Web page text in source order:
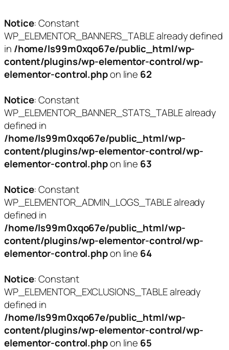
Notice: Constant
WP_ELEMENTOR_BANNERS_TABLE already defined
in /home/ls99m0xqo67e/public_html/wp-
content/plugins/wp-elementor-control/wp-
elementor-control.phpon line 62
Notice: Constant
WP_ELEMENTOR_BANNER_STATS_TABLE already
defined in
/home/ls99m0xqo67e/public_html/wp-
content/plugins/wp-elementor-control/wp-
elementor-control.phpon line 63
Notice: Constant
WP_ELEMENTOR_ADMIN_LOGS_TABLE already
defined in
/home/ls99m0xqo67e/public_html/wp-
content/plugins/wp-elementor-control/wp-
elementor-control.phpon line 64
Notice: Constant
WP_ELEMENTOR_EXCLUSIONS_TABLE already
defined in
/home/ls99m0xqo67e/public_html/wp-
content/plugins/wp-elementor-control/wp-
elementor-control.phpon line 65